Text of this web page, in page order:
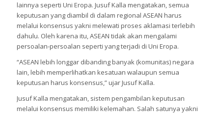
lainnya seperti Uni Eropa. Jusuf Kalla mengatakan, semua
keputusan yang diambil di dalam regional ASEAN harus
melalui konsensus yakni melewati proses aklamasi terlebih
dahulu. Oleh karena itu, ASEAN tidak akan mengalami
persoalan-persoalan seperti yang terjadi di Uni Eropa.
“ASEAN lebih longgar dibanding banyak (komunitas) negara
lain, lebih memperlihatkan kesatuan walaupun semua
keputusan harus konsensus,” ujar Jusuf Kalla.
Jusuf Kalla mengatakan, sistem pengambilan keputusan
melalui konsensus memiliki kelemahan. Salah satunya yakni